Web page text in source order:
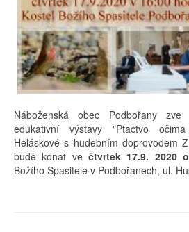
Náboženská obec Podbořany
edukativní výstavy "Ptactvo
Heláskové s hudebním doprovodem
bude konat ve čtvrtek 17.9. 2020
Božího Spasitele v Podbořanech, ul.